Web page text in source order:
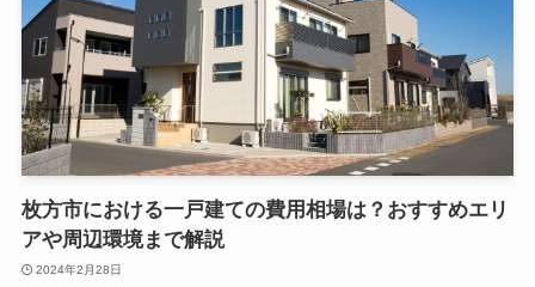
枚方市における一戸建ての費用相場は？おすすめエリ
アや周辺環境まで解説
2024年2月28日